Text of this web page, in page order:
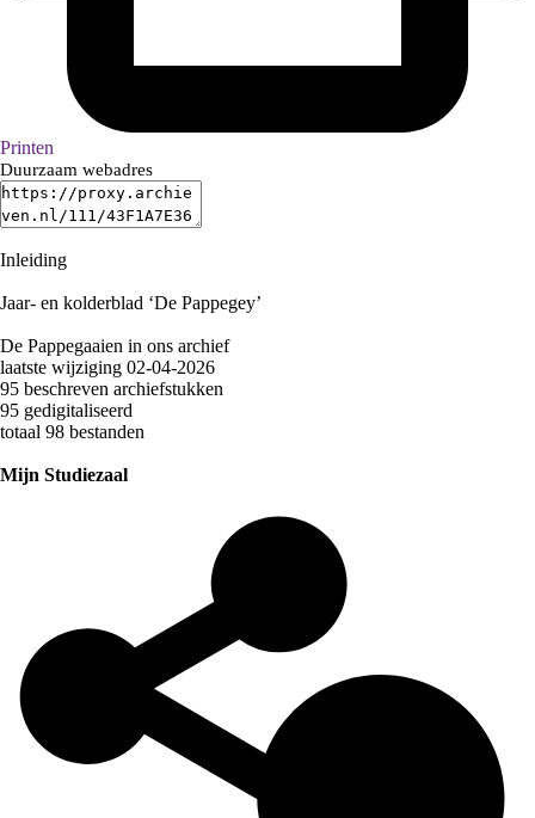
Printen
Duurzaam webadres
Inleiding
Jaar- en kolderblad ‘De Pappegey’
De Pappegaaien in ons archief
laatste wijziging 02-04-2026
95 beschreven archiefstukken
95 gedigitaliseerd
totaal 98 bestanden
Mijn Studiezaal